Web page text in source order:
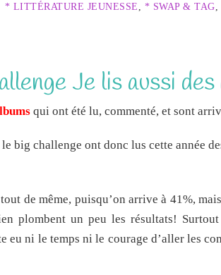
* LITTÉRATURE JEUNESSE * SWAP & TAG
Je lis aussi des
qui ont été lu, commenté, et sont
big challenge ont donc lus cette année
de même, puisqu’on arrive à 41%,
plombent un peu les résultats!
eu ni le temps ni le courage d’aller les